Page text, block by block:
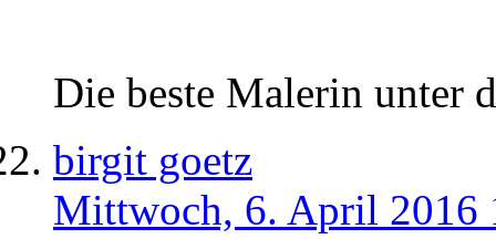
Die beste Malerin unter
birgit goetz
Mittwoch, 6. April 2016